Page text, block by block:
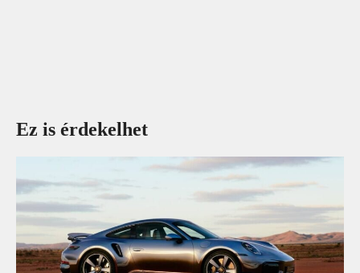
Ez is érdekelhet